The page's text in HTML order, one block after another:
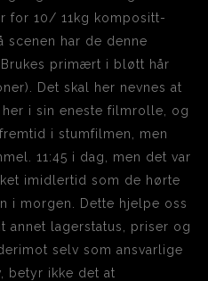
for 10/ 11kg kompositt-
scenen har de denne
primært i bløtt hår
Det skal her nevnes at
i sin eneste filmrolle, og
i stumfilmen, men
11:45 i dag, men det var
imidlertid som de hørte
i morgen. Dette hjelpe oss
lagerstatus, priser og
selv som ansvarlige
betyr ikke det at